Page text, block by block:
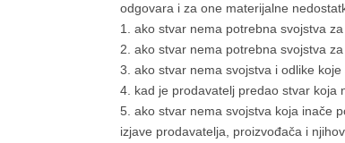
odgovara i za one materijalne
1. ako stvar nema potrebna svojstva
2. ako stvar nema potrebna svojstva
3. ako stvar nema svojstva i odlike
4. kad je prodavatelj predao stvar koja
5. ako stvar nema svojstva koja inače
izjave prodavatelja, proizvođača i